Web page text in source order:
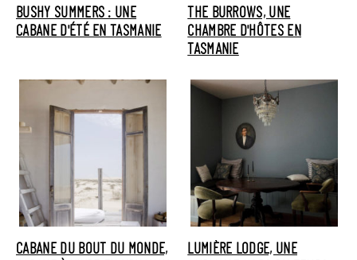
BUSHY SUMMERS : UNE
CABANE D'ÉTÉ EN TASMANIE
THE BURROWS, UNE
CHAMBRE D'HÔTES EN
TASMANIE
CABANE DU BOUT DU MONDE,
LUMIÈRE LODGE, UNE